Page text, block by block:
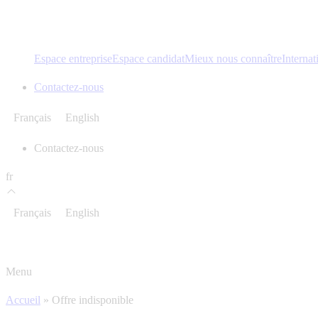
Espace entrepriseEspace candidatMieux nous connaître
Contactez-nous
Français English
Contactez-nous
fr
Français English
Menu
Accueil » Offre indisponible